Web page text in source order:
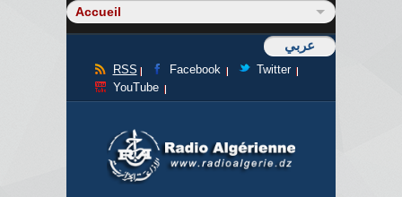
عربي
RSS Facebook
Twitter
YouTube